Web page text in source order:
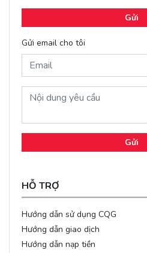
Gửi
Gửi email cho tôi
Gửi
HỖ TRỢ
Hướng dẫn sử dụng CQG
Hướng dẫn giao dịch
Hướng dẫn nạp tiền